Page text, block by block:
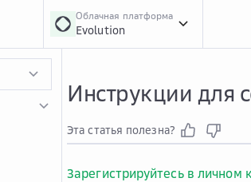
Облачная платформа
Evolution
Инструкции для
Эта статья полезна?
Зарегистрируйтесь в личном